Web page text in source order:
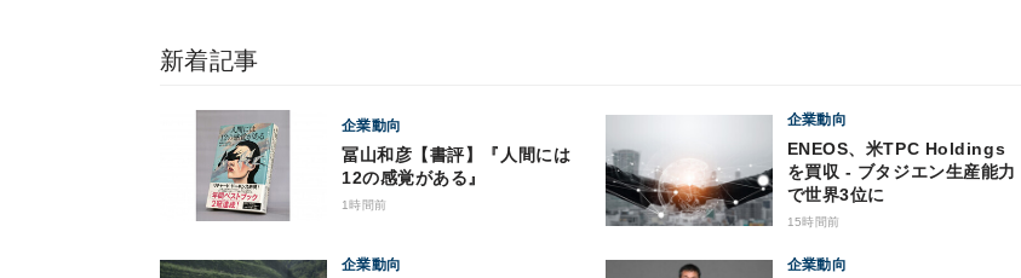
新着記事
企業動向
冨山和彦【書評】『人間には
12の感覚がある』
1時間前
企業動向
ENEOS、米TPC Holdings
を買収 - ブタジエン生産能力
で世界3位に
15時間前
企業動向 企業動向